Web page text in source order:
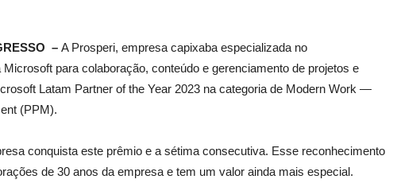
– A Prosperi, empresa capixaba especializada no
para colaboração, conteúdo e gerenciamento de projetos e
Latam Partner of the Year 2023 na categoria de Modern Work —
(PPM).
conquista este prêmio e a sétima consecutiva. Esse reconhecimento
de 30 anos da empresa e tem um valor ainda mais especial.